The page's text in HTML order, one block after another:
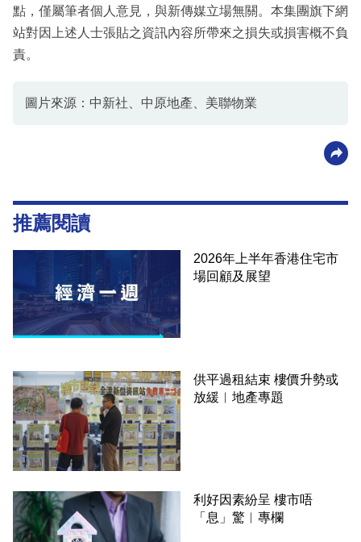
點，僅屬筆者個人意見，與新傳媒立場無關。本集團旗下網
站對因上述人士張貼之資訊內容所帶來之損失或損害概不負
責。
圖片來源：中新社、中原地產、美聯物業
推薦閱讀
2026年上半年香港住宅市
場回顧及展望
供平過租結束 樓價升勢或
放緩︳地產專題
利好因素紛呈 樓市唔
「息」驚︳專欄